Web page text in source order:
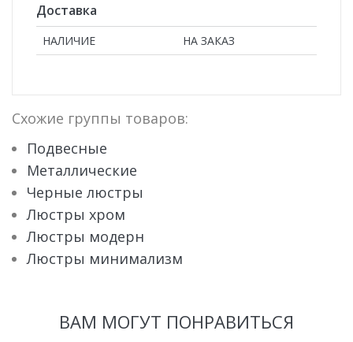
Доставка
НАЛИЧИЕ НА ЗАКАЗ
Схожие группы товаров:
Подвесные
Металлические
Черные люстры
Люстры хром
Люстры модерн
Люстры минимализм
ВАМ МОГУТ ПОНРАВИТЬСЯ